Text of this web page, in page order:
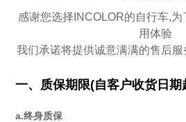
感谢您选择INCOLOR的自行车,
用体验
我们承诺将提供诚意满满的售后
一、质保期限(自客户收货日期
a.终身质保